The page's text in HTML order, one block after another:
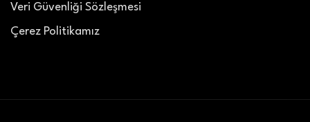
Veri Güvenliği Sözleşmesi
Çerez Politikamız